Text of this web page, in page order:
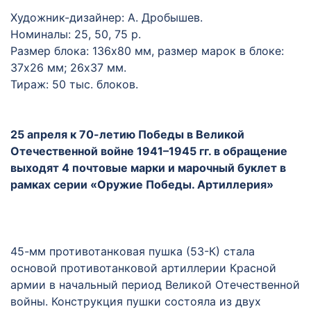
Художник-дизайнер: А. Дробышев.
Номиналы: 25, 50, 75 р.
Размер блока: 136х80 мм, размер марок в блоке:
37х26 мм; 26х37 мм.
Тираж: 50 тыс. блоков.
25 апреля к 70-летию Победы в Великой
Отечественной войне 1941–1945 гг. в обращение
выходят 4 почтовые марки и марочный буклет в
рамках серии «Оружие Победы. Артиллерия»
45-мм противотанковая пушка (53-К) стала
основой противотанковой артиллерии Красной
армии в начальный период Великой Отечественной
войны. Конструкция пушки состояла из двух